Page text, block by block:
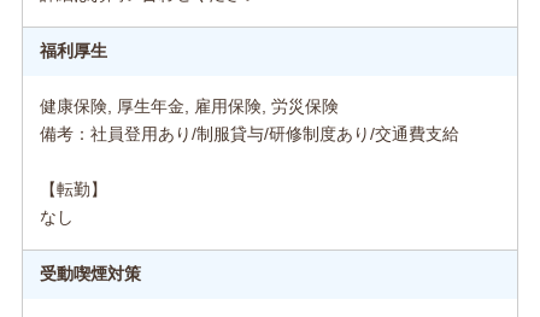
福利厚生
健康保険, 厚生年金, 雇用保険, 労災保険
備考：社員登用あり/制服貸与/研修制度あり/交通費支給
【転勤】
なし
受動喫煙対策